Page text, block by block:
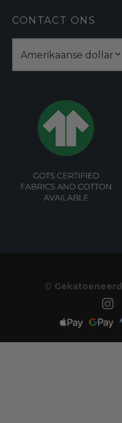
CONTACT ONS
© Gekatoeneerd